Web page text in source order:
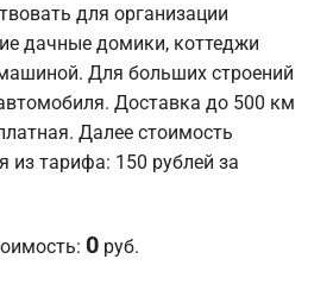
для организации
дачные домики, коттеджи
Для больших строений
Доставка до 500 км
Далее стоимость
из тарифа: 150 рублей за
0 руб.